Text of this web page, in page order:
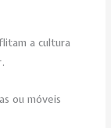
a cultura
ou móveis